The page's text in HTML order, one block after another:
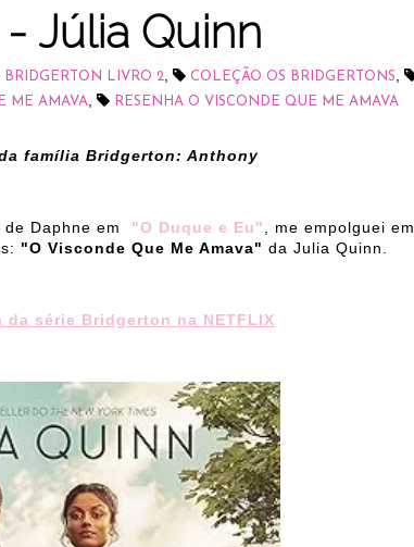
Júlia Quinn
BRIDGERTON LIVRO 2 COLEÇÃO OS BRIDGERTONS
ME AMAVA RESENHA O VISCONDE QUE ME AMAVA
família Bridgerton: Anthony
Daphne em "O Duque e Eu"
, me empolguei em
"O Visconde Que Me Amava" da Julia Quinn.
série Bridgerton na NETFLIX